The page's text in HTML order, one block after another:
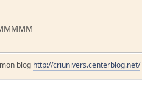
blog http://criunivers.centerblog.net/